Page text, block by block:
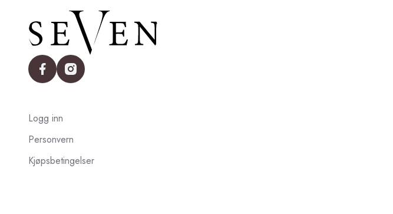
facebookinstagram
Logg inn
Personvern
Kjøpsbetingelser